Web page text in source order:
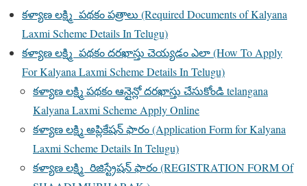
కళ్యాణ లక్ష్మి పథకం పత్రాలు (Required Documents of Kalyana
Laxmi Scheme Details In Telugu)
కళ్యాణ లక్ష్మి పథకం దరఖాస్తు చెయ్యడం ఎలా (How To Apply
For Kalyana Laxmi Scheme Details In Telugu)
కళ్యాణ లక్ష్మి పథకం ఆన్లైన్లో దరఖాస్తు చేసుకోండి telangana
Kalyana Laxmi Scheme Apply Online
కళ్యాణ లక్ష్మి అప్లికేషన్ ఫారం (Application Form for Kalyana
Laxmi Scheme Details In Telugu)
కళ్యాణ లక్ష్మి రిజిస్ట్రేషన్ ఫారం (REGISTRATION FORM Of